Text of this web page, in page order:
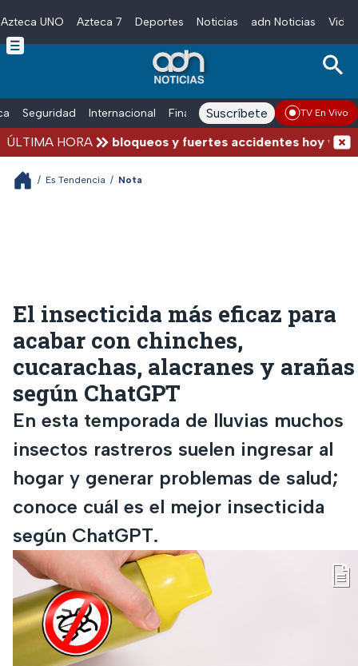
Skip to main content
Azteca UNO Azteca 7 Deportes Noticias adn Noticias
Seguridad Internacional Finanzas adn Noticias Radio
Suscríbete TV En Vivo
ÚLTIMA HORApor bloqueos y fuertes accidentes hoy viernes
/ Es Tendencia / Nota
El insecticida más eficaz para
acabar con chinches,
cucarachas, alacranes y arañas
según ChatGPT
En esta temporada de lluvias muchos
insectos rastreros suelen ingresar al
hogar y generar problemas de salud;
conoce cuál es el mejor insecticida
según ChatGPT.